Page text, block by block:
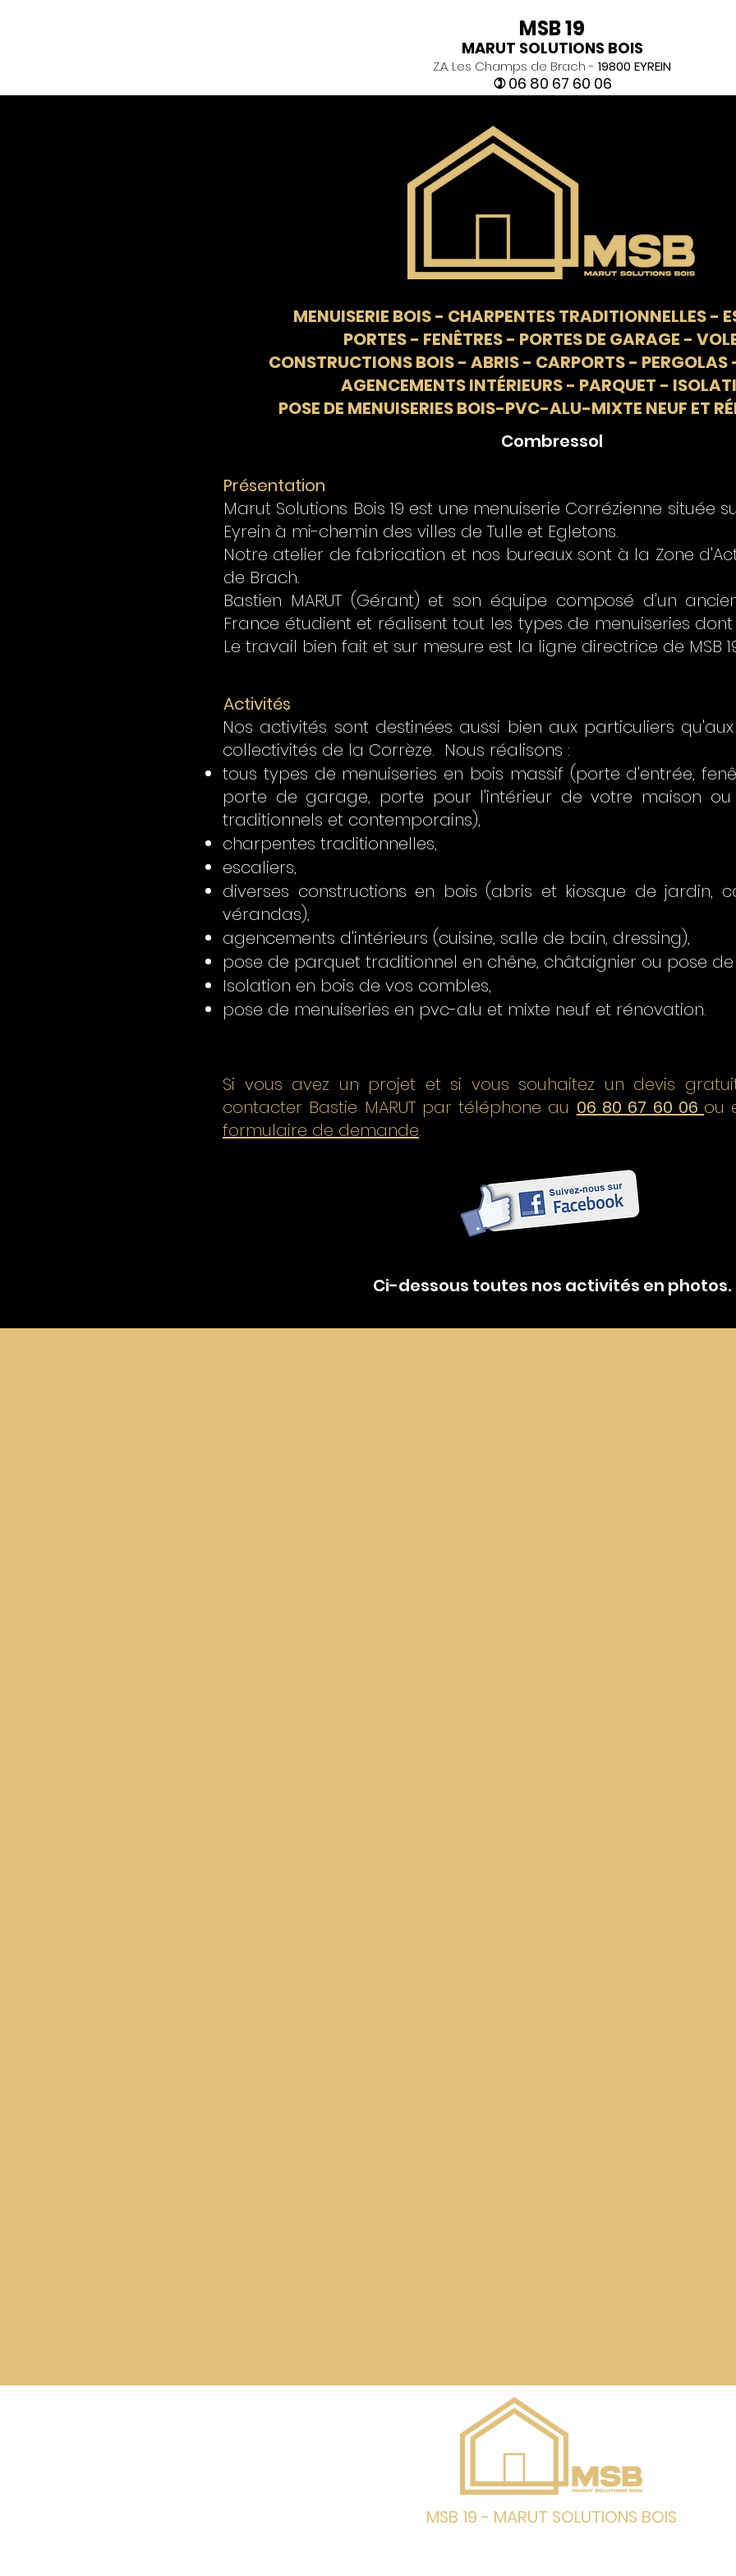
MSB 19
MARUT SOLUTIONS BOIS
Z.A. Les Champs de Brach - 19800 EYREIN
) 06 80 67 60 06
MENUISERIE BOIS- CHARPENTES TRADITIONNELLES-
PORTES - FENÊTRES - PORTES DE GARAGE -
CONSTRUCTIONS BOIS - ABRIS - CARPORTS - PERGOLAS
AGENCEMENTS INTÉRIEURS - PARQUET -
POSE DE MENUISERIES BOIS-PVC-ALU-MIXTE NEUF ET
Combressol
Présentation
Marut Solutions Bois 19 est une menuiserie Corrézienne située
Eyrein à mi-chemin des villes de Tulle et Egletons.
Notre atelier de fabrication et nos bureaux sont à la Zone
de Brach.
Bastien MARUT (Gérant) et son équipe composé d'un
France étudient et réalisent tout les types de menuiseries
Le travail bien fait et sur mesure est la ligne directrice de MSB
Activités
Nos activités sont destinées aussi bien aux particuliers
collectivités de la Corrèze. Nous réalisons :
tous types de menuiseries en bois massif (porte d'entrée,
porte de garage, porte pour l'intérieur de votre maison ou
traditionnels et contemporains),
charpentes traditionnelles,
escaliers,
diverses constructions en bois (abris et kiosque de jardin,
vérandas),
agencements d'intérieurs (cuisine, salle de bain, dressing),
pose de parquet traditionnel en chêne, châtaignier ou pose
Isolation en bois de vos combles,
pose de menuiseries en pvc-alu et mixte neuf et rénovation.
Si vous avez un projet et si vous souhaitez un devis
contacter Bastie MARUT par téléphone au 06 80 67 60 06 ou
formulaire de demande.
Ci-dessous toutes nos activités en photos.
MSB 19 - MARUT SOLUTIONS BOIS